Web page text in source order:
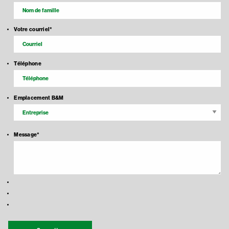
Votre courriel*
Téléphone
Emplacement B&M
Message*